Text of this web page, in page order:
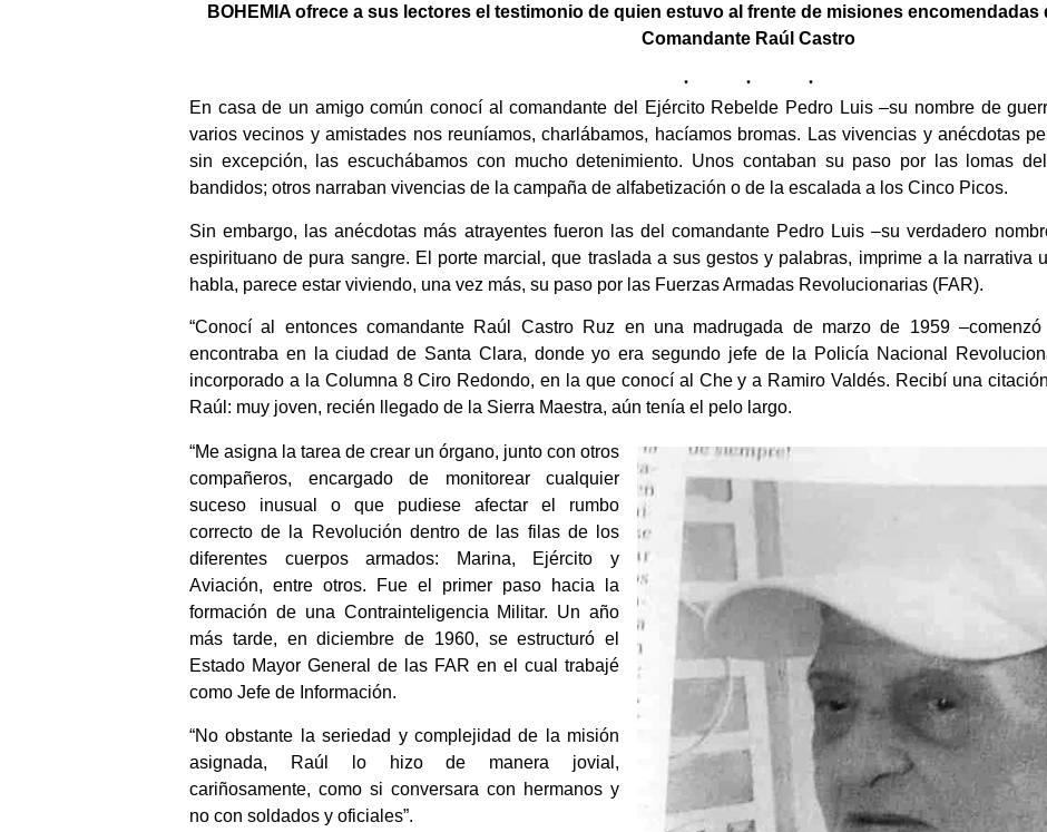
BOHEMIA ofrece a sus lectores el testimonio de quien estuvo al frente de misiones
Comandante Raúl Castro
En casa de un amigo común conocí al comandante del Ejército Rebelde Pedro Luis –su nombre de
varios vecinos y amistades nos reuníamos, charlábamos, hacíamos bromas. Las vivencias y anécdotas
sin excepción, las escuchábamos con mucho detenimiento. Unos contaban su paso por las lomas
bandidos; otros narraban vivencias de la campaña de alfabetización o de la escalada a los Cinco Picos.
Sin embargo, las anécdotas más atrayentes fueron las del comandante Pedro Luis –su verdadero
espirituano de pura sangre. El porte marcial, que traslada a sus gestos y palabras, imprime a la narrativa
habla, parece estar viviendo, una vez más, su paso por las Fuerzas Armadas Revolucionarias (FAR).
“Conocí al entonces comandante Raúl Castro Ruz en una madrugada de marzo de 1959
encontraba en la ciudad de Santa Clara, donde yo era segundo jefe de la Policía Nacional
incorporado a la Columna 8 Ciro Redondo, en la que conocí al Che y a Ramiro Valdés. Recibí una
Raúl: muy joven, recién llegado de la Sierra Maestra, aún tenía el pelo largo.
“Me asigna la tarea de crear un órgano, junto con otros
compañeros, encargado de monitorear cualquier
suceso inusual o que pudiese afectar el rumbo
correcto de la Revolución dentro de las filas de los
diferentes cuerpos armados: Marina, Ejército y
Aviación, entre otros. Fue el primer paso hacia la
formación de una Contrainteligencia Militar. Un año
más tarde, en diciembre de 1960, se estructuró el
Estado Mayor General de las FAR en el cual trabajé
como Jefe de Información.
“No obstante la seriedad y complejidad de la misión
asignada, Raúl lo hizo de manera jovial,
cariñosamente, como si conversara con hermanos y
no con soldados y oficiales”.